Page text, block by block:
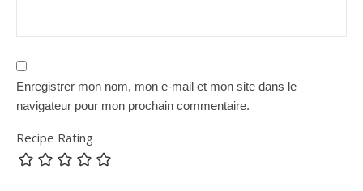
Enregistrer mon nom, mon e-mail et mon site dans le
navigateur pour mon prochain commentaire.
Recipe Rating